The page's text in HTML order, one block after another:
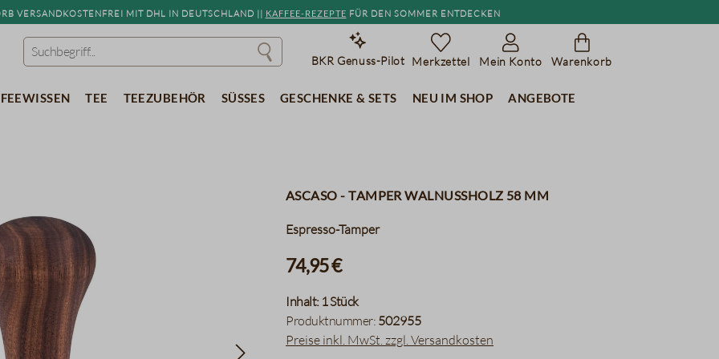
versandkostenfrei mit DHL in Deutschland || Kaffee-Rezepte für den Sommer entdecken
BKR Genuss-Pilot Merkzettel Mein Konto Warenkorb
Tee Teezubehör Süßes Geschenke & Sets Neu im Shop Angebote
Ascaso - Tamper Walnussholz 58 mm
Espresso-Tamper
74,95 €
Inhalt: 1 Stück
Produktnummer: 502955
Preise inkl. MwSt. zzgl. Versandkosten